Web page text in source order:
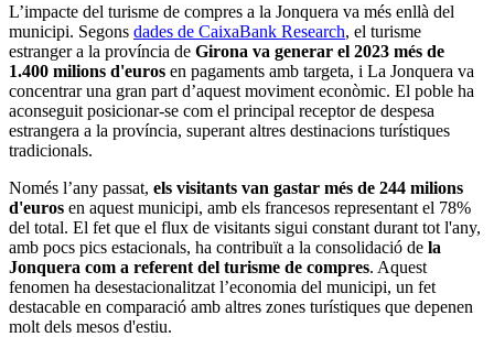
L’impacte del turisme de compres a la Jonquera va més enllà del
municipi. Segons dades de CaixaBank Research, el turisme
estranger a la província de Girona va generar el 2023 més de
1.400 milions d'euros en pagaments amb targeta, i La Jonquera va
concentrar una gran part d’aquest moviment econòmic. El poble ha
aconseguit posicionar-se com el principal receptor de despesa
estrangera a la província, superant altres destinacions turístiques
tradicionals.
Només l’any passat, els visitants van gastar més de 244 milions
d'euros en aquest municipi, amb els francesos representant el 78%
del total. El fet que el flux de visitants sigui constant durant tot l'any,
amb pocs pics estacionals, ha contribuït a la consolidació de la
Jonquera com a referent del turisme de compres. Aquest
fenomen ha desestacionalitzat l’economia del municipi, un fet
destacable en comparació amb altres zones turístiques que depenen
molt dels mesos d'estiu.